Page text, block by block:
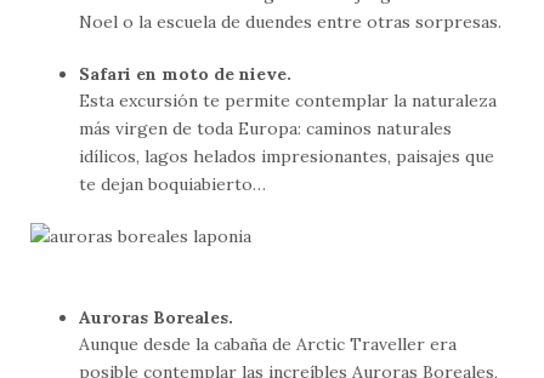
Noel o la escuela de duendes entre otras sorpresas.
Safari en moto de nieve.
Esta excursión te permite contemplar la naturaleza
más virgen de toda Europa: caminos naturales
idílicos, lagos helados impresionantes, paisajes que
te dejan boquiabierto…
Auroras Boreales.
Aunque desde la cabaña de Arctic Traveller era
posible contemplar las increíbles Auroras Boreales,